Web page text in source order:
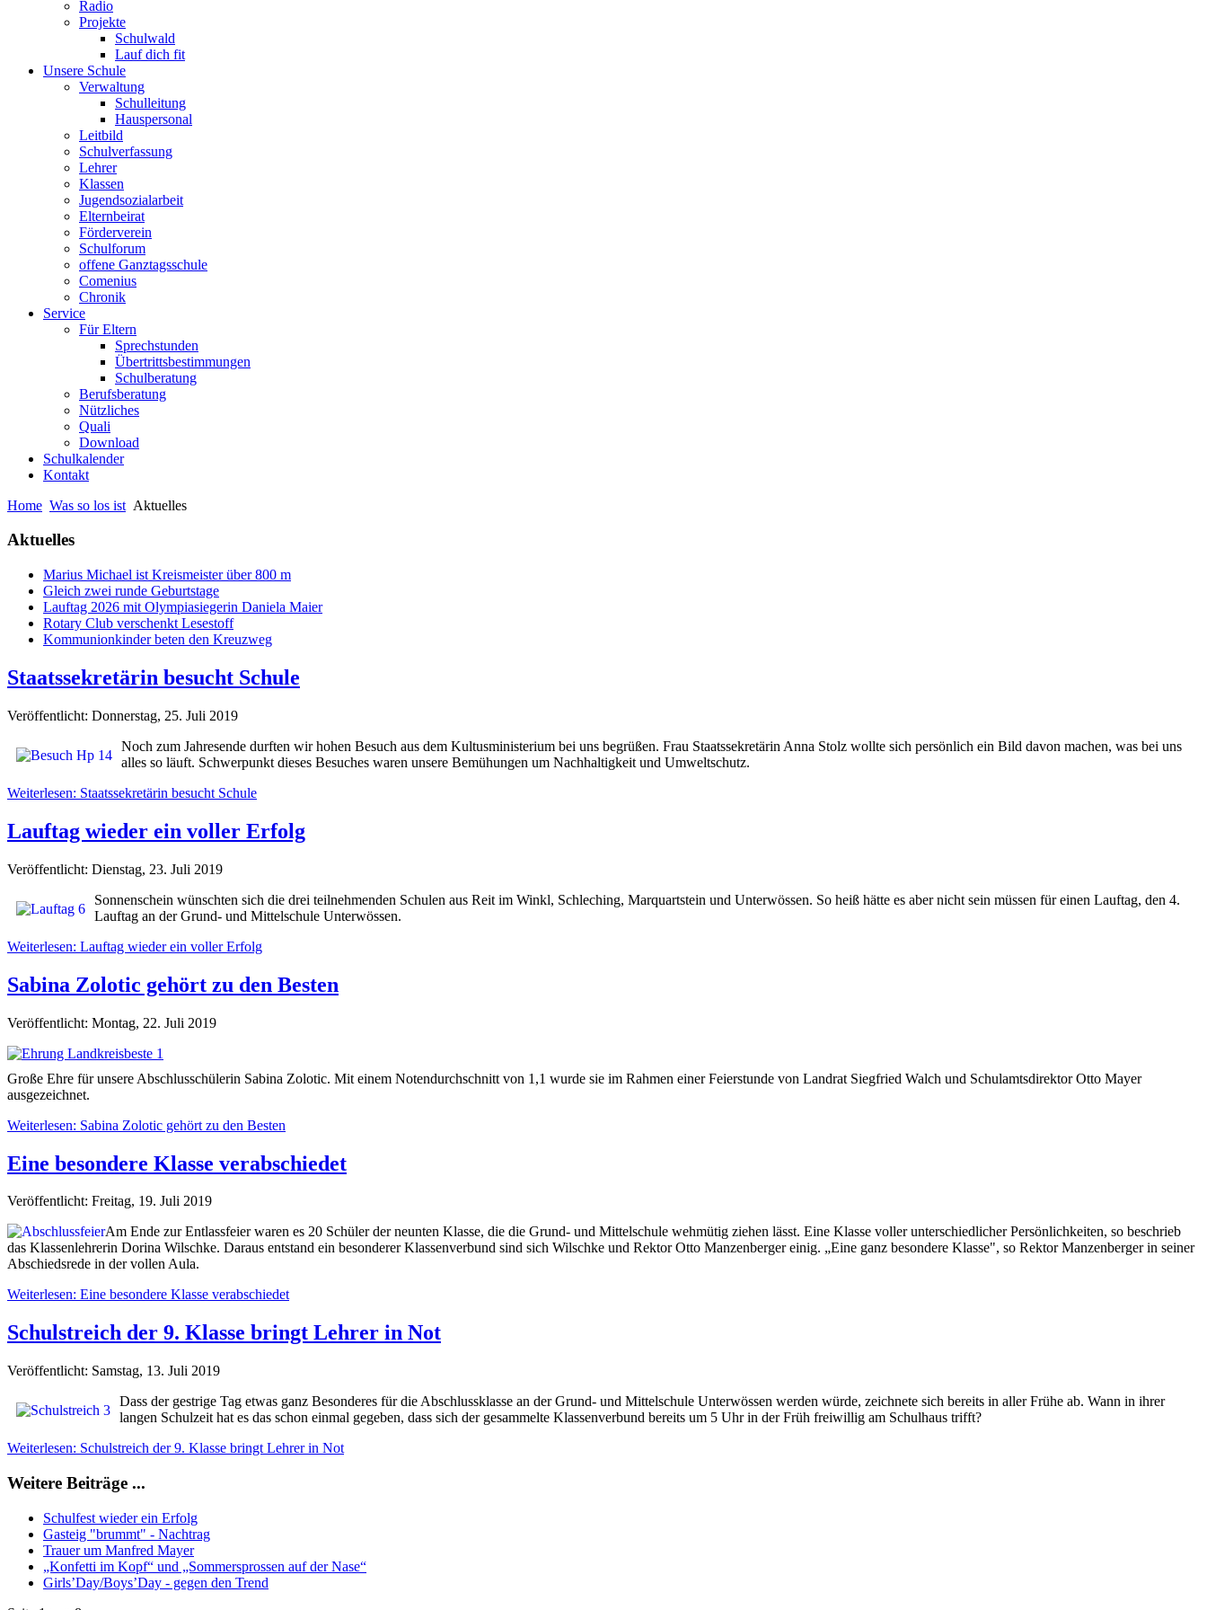
Radio
Projekte
Schulwald
Lauf dich fit
Unsere Schule
Verwaltung
Schulleitung
Hauspersonal
Leitbild
Schulverfassung
Lehrer
Klassen
Jugendsozialarbeit
Elternbeirat
Förderverein
Schulforum
offene Ganztagsschule
Comenius
Chronik
Service
Für Eltern
Sprechstunden
Übertrittsbestimmungen
Schulberatung
Berufsberatung
Nützliches
Quali
Download
Schulkalender
Kontakt
Home Was so los ist Aktuelles
Aktuelles
Marius Michael ist Kreismeister über 800 m
Gleich zwei runde Geburtstage
Lauftag 2026 mit Olympiasiegerin Daniela Maier
Rotary Club verschenkt Lesestoff
Kommunionkinder beten den Kreuzweg
Staatssekretärin besucht Schule
Veröffentlicht: Donnerstag, 25. Juli 2019
Noch zum Jahresende durften wir hohen Besuch aus dem Kultusministerium bei uns begrüßen. Frau Staatssekretärin Anna Stolz wollte sich persönlich ein Bild davon machen, was bei uns
alles so läuft. Schwerpunkt dieses Besuches waren unsere Bemühungen um Nachhaltigkeit und Umweltschutz.
Weiterlesen: Staatssekretärin besucht Schule
Lauftag wieder ein voller Erfolg
Veröffentlicht: Dienstag, 23. Juli 2019
Sonnenschein wünschten sich die drei teilnehmenden Schulen aus Reit im Winkl, Schleching, Marquartstein und Unterwössen. So heiß hätte es aber nicht sein müssen für einen Lauftag, den 4.
Lauftag an der Grund- und Mittelschule Unterwössen.
Weiterlesen: Lauftag wieder ein voller Erfolg
Sabina Zolotic gehört zu den Besten
Veröffentlicht: Montag, 22. Juli 2019
Große Ehre für unsere Abschlusschülerin Sabina Zolotic. Mit einem Notendurchschnitt von 1,1 wurde sie im Rahmen einer Feierstunde von Landrat Siegfried Walch und Schulamtsdirektor Otto Mayer
ausgezeichnet.
Weiterlesen: Sabina Zolotic gehört zu den Besten
Eine besondere Klasse verabschiedet
Veröffentlicht: Freitag, 19. Juli 2019
Am Ende zur Entlassfeier waren es 20 Schüler der neunten Klasse, die die Grund- und Mittelschule wehmütig ziehen lässt. Eine Klasse voller unterschiedlicher Persönlichkeiten, so beschrieb
das Klassenlehrerin Dorina Wilschke. Daraus entstand ein besonderer Klassenverbund sind sich Wilschke und Rektor Otto Manzenberger einig. „Eine ganz besondere Klasse", so Rektor Manzenberger in seiner
Abschiedsrede in der vollen Aula.
Weiterlesen: Eine besondere Klasse verabschiedet
Schulstreich der 9. Klasse bringt Lehrer in Not
Veröffentlicht: Samstag, 13. Juli 2019
Dass der gestrige Tag etwas ganz Besonderes für die Abschlussklasse an der Grund- und Mittelschule Unterwössen werden würde, zeichnete sich bereits in aller Frühe ab. Wann in ihrer
langen Schulzeit hat es das schon einmal gegeben, dass sich der gesammelte Klassenverbund bereits um 5 Uhr in der Früh freiwillig am Schulhaus trifft?
Weiterlesen: Schulstreich der 9. Klasse bringt Lehrer in Not
Weitere Beiträge ...
Schulfest wieder ein Erfolg
Gasteig "brummt" - Nachtrag
Trauer um Manfred Mayer
„Konfetti im Kopf“ und „Sommersprossen auf der Nase“
Girls’Day/Boys’Day - gegen den Trend